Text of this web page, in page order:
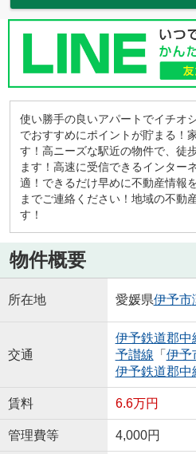
使い勝手の良いアパートでイチオ
でおすすめにポイントが貯まる！
す！高ニーズな駅近の物件で、徒
ます！高速に受信できるインター
適！できるだけ早めに不動産情報
までご連絡ください！地域の不動
す！
物件概要
所在地 愛媛県伊予市
交通
伊予鉄道郡中
予讃線 「 伊予
伊予鉄道郡中
賃料 6.6万円
管理費等 4,000円